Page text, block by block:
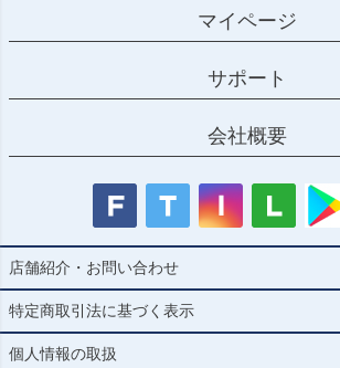
マイページ
サポート
会社概要
店舗紹介・お問い合わせ
特定商取引法に基づく表示
個人情報の取扱